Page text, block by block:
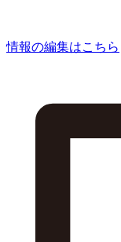
情報の編集はこちら